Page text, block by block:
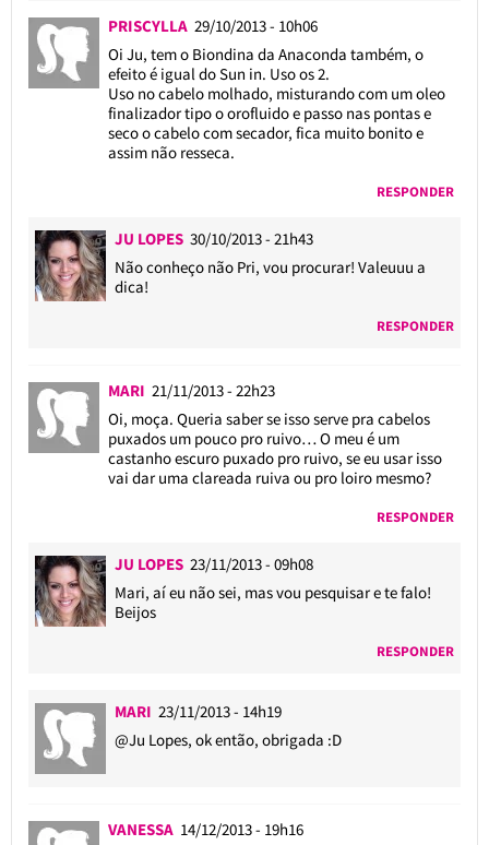
PRISCYLLA 29/10/2013 - 10h06
Oi Ju, tem o Biondina da Anaconda também, o
efeito é igual do Sun in. Uso os 2.
Uso no cabelo molhado, misturando com um oleo
finalizador tipo o orofluido e passo nas pontas e
seco o cabelo com secador, fica muito bonito e
assim não resseca.
RESPONDER
JU LOPES 30/10/2013 - 21h43
Não conheço não Pri, vou procurar! Valeuuu a
dica!
RESPONDER
MARI 21/11/2013 - 22h23
Oi, moça. Queria saber se isso serve pra cabelos
puxados um pouco pro ruivo… O meu é um
castanho escuro puxado pro ruivo, se eu usar isso
vai dar uma clareada ruiva ou pro loiro mesmo?
RESPONDER
JU LOPES 23/11/2013 - 09h08
Mari, aí eu não sei, mas vou pesquisar e te falo!
Beijos
RESPONDER
MARI23/11/2013 - 14h19
@Ju Lopes, ok então, obrigada :D
VANESSA 14/12/2013 - 19h16